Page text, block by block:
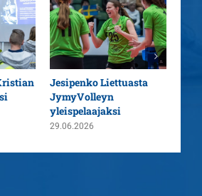
Jesipenko Liettuasta
JymyVolleyn
yleispelaajaksi
29.06.2026